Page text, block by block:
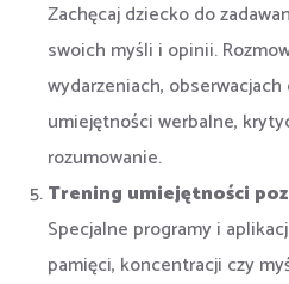
Zachęcaj dziecko do
swoich myśli i opinii.
wydarzeniach,
umiejętności werbalne,
rozumowanie.
Trening umiejętności
Specjalne programy i
pamięci, koncentracji czy